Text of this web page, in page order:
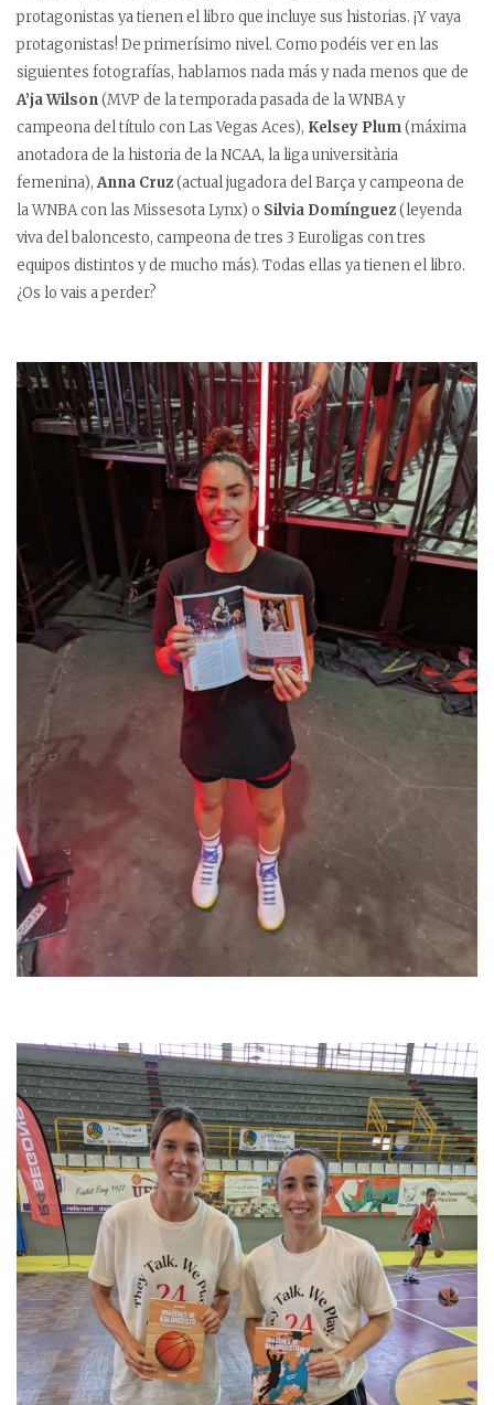
protagonistas ya tienen el libro que incluye sus historias. ¡Y vaya
protagonistas! De primerísimo nivel. Como podéis ver en las
siguientes fotografías, hablamos nada más y nada menos que de
A’ja Wilson(MVP de la temporada pasada de la WNBA y
campeona del título con Las Vegas Aces), Kelsey Plum(máxima
anotadora de la historia de la NCAA, la liga universitària
femenina),Anna Cruz(actual jugadora del Barça y campeona de
la WNBA con las Missesota Lynx) o Silvia Domínguez(leyenda
viva del baloncesto, campeona de tres 3 Euroligas con tres
equipos distintos y de mucho más). Todas ellas ya tienen el libro.
¿Os lo vais a perder?